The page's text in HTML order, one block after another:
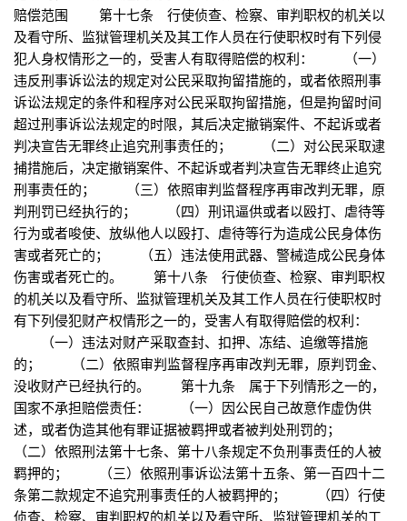
赔偿范围 第十七条 行使侦查、检察、审判职权的机关以
及看守所、监狱管理机关及其工作人员在行使职权时有下列侵
犯人身权情形之一的，受害人有取得赔偿的权利： （一）
违反刑事诉讼法的规定对公民采取拘留措施的，或者依照刑事
诉讼法规定的条件和程序对公民采取拘留措施，但是拘留时间
超过刑事诉讼法规定的时限，其后决定撤销案件、不起诉或者
判决宣告无罪终止追究刑事责任的； （二）对公民采取逮
捕措施后，决定撤销案件、不起诉或者判决宣告无罪终止追究
刑事责任的； （三）依照审判监督程序再审改判无罪，原
判刑罚已经执行的； （四）刑讯逼供或者以殴打、虐待等
行为或者唆使、放纵他人以殴打、虐待等行为造成公民身体伤
害或者死亡的； （五）违法使用武器、警械造成公民身体
伤害或者死亡的。 第十八条 行使侦查、检察、审判职权
的机关以及看守所、监狱管理机关及其工作人员在行使职权时
有下列侵犯财产权情形之一的，受害人有取得赔偿的权利：
（一）违法对财产采取查封、扣押、冻结、追缴等措施
的； （二）依照审判监督程序再审改判无罪，原判罚金、
没收财产已经执行的。 第十九条 属于下列情形之一的，
国家不承担赔偿责任： （一）因公民自己故意作虚伪供
述，或者伪造其他有罪证据被羁押或者被判处刑罚的；
（二）依照刑法第十七条、第十八条规定不负刑事责任的人被
羁押的； （三）依照刑事诉讼法第十五条、第一百四十二
条第二款规定不追究刑事责任的人被羁押的； （四）行使
侦查、检察、审判职权的机关以及看守所、监狱管理机关的工